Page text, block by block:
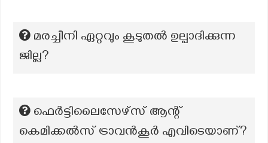
മരച്ചീനി ഏറ്റവും കൂടുതൽ ഉല്പാദിക്കുന്ന
ജില്ല?
ഫെർട്ടിലൈസേഴ്സ് ആന്റ്
കെമിക്കൽസ് ട്രാവൻകൂർ എവിടെയാണ്?